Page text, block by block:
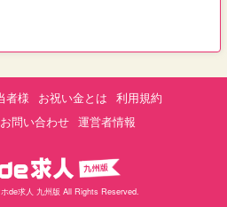
者様 お祝い金とは
利用規約
お問い合わせ 運営者情報
de求人 九州版 All Rights Reserved.